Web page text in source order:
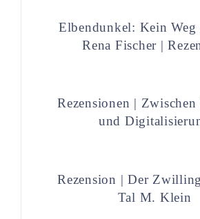
Elbendunkel: Kein
Rena Fischer |
Rezensionen | Zwischen
und
Rezension | Der
Tal M. Klein